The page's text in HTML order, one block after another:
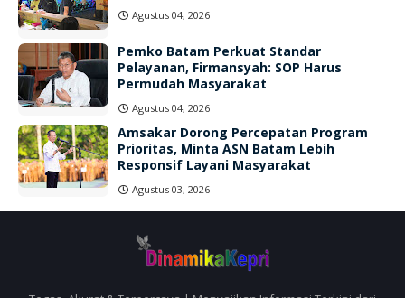
Agustus 04, 2026
Pemko Batam Perkuat Standar
Pelayanan, Firmansyah: SOP Harus
Permudah Masyarakat
Agustus 04, 2026
Amsakar Dorong Percepatan Program
Prioritas, Minta ASN Batam Lebih
Responsif Layani Masyarakat
Agustus 03, 2026